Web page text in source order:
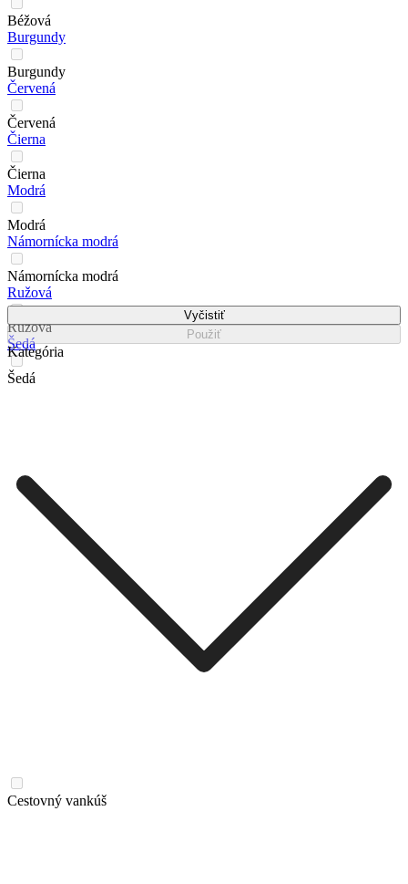
Béžová
Burgundy
Burgundy
Červená
Červená
Čierna
Čierna
Modrá
Modrá
Námornícka modrá
Námornícka modrá
Ružová
Ružová
Šedá
Šedá
Vyčistiť
Použiť
Kategória
Cestovný vankúš